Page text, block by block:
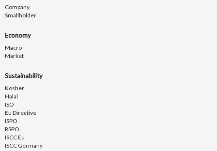
Company
Smallholder
Economy
Macro
Market
Sustainability
Kosher
Halal
ISO
Eu Directive
ISPO
RSPO
ISCC Eu
ISCC Germany